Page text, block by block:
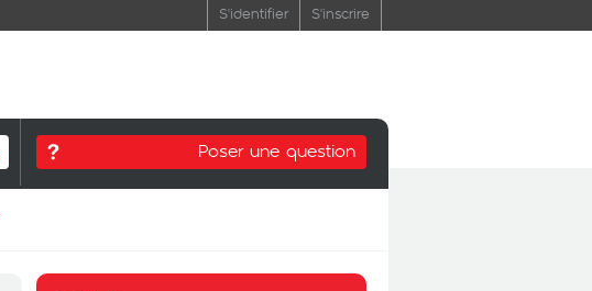
S'identifier S'inscrire
Poser une question